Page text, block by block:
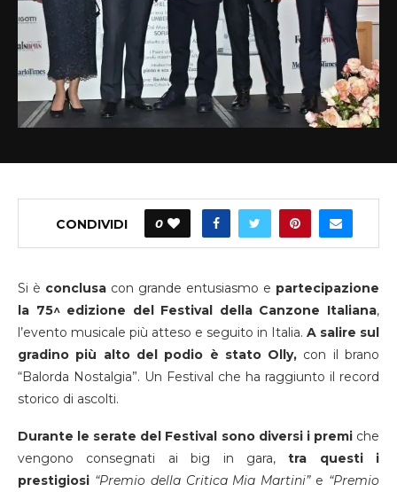
CONDIVIDI 0
Si è conclusa con grande entusiasmo e partecipazione
la 75^ edizione del Festival della Canzone Italiana,
l’evento musicale più atteso e seguito in Italia. A salire sul
gradino più alto del podio è stato Olly, con il brano
“Balorda Nostalgia”. Un Festival che ha raggiunto il record
storico di ascolti.
Durante le serate del Festival sono diversi i premiche
vengono consegnati ai big in gara,tra questi i
prestigiosi “Premio della Critica Mia Martini”e “Premio